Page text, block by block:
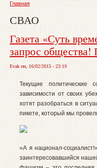
Главная
СВАО
Газета «Суть
запрос общества!
Evak пн, 16/02/2015 - 23:19
Текущие
зависимости от своих
хотят разобраться в
пикете, который мы
«А я национал-
заинтересовавшийся